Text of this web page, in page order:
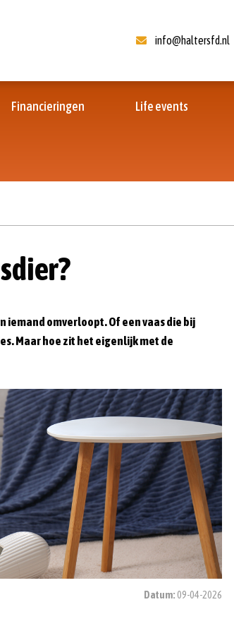
info@haltersfd.nl
Financieringen Life events
iemand omverloopt. Of een vaas die bij
Maar hoe zit het eigenlijk met de
Datum: 09-04-2026